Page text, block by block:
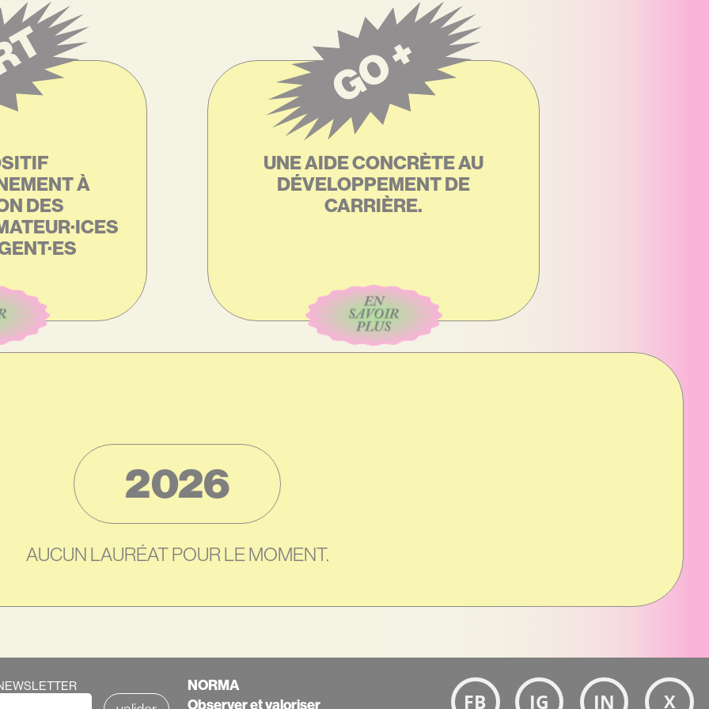
À
DES
GO +
UNE AIDE CONCRÈTE AU
DÉVELOPPEMENT DE
CARRIÈRE.
2026
AUCUN LAURÉAT POUR LE MOMENT.
Texte
NORMA
Observer et valoriser
Bloc